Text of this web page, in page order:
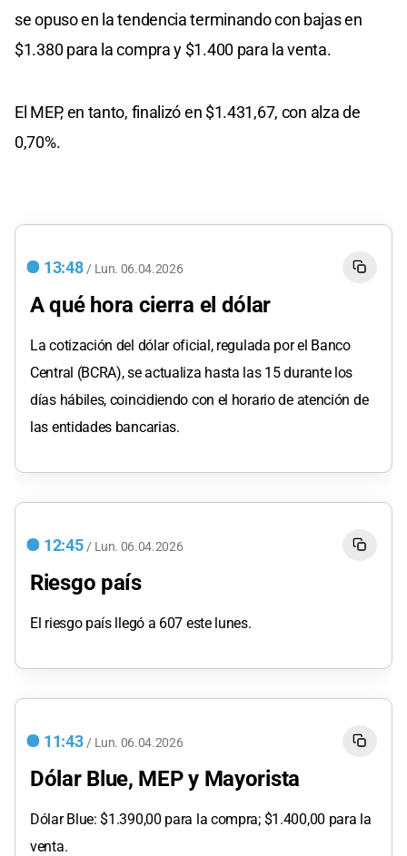
se opuso en la tendencia terminando con bajas en
$1.380 para la compra y $1.400 para la venta.
El MEP, en tanto, finalizó en $1.431,67, con alza de
0,70%.
13:48 / Lun. 06.04.2026
A qué hora cierra el dólar
La cotización del dólar oficial, regulada por el Banco
Central (BCRA), se actualiza hasta las 15 durante los
días hábiles, coincidiendo con el horario de atención de
las entidades bancarias.
12:45 / Lun. 06.04.2026
Riesgo país
El riesgo país llegó a 607 este lunes.
11:43 / Lun. 06.04.2026
Dólar Blue, MEP y Mayorista
Dólar Blue: $1.390,00 para la compra; $1.400,00 para la
venta.